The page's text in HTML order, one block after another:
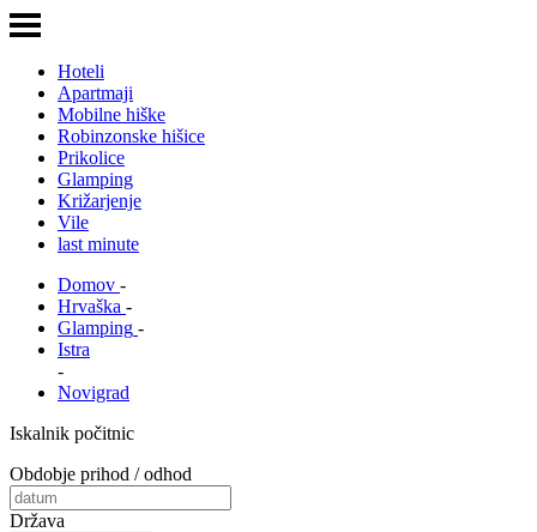
Hoteli
Apartmaji
Mobilne hiške
Robinzonske hišice
Prikolice
Glamping
Križarjenje
Vile
last minute
Domov -
Hrvaška -
Glamping -
Istra
-
Novigrad
Iskalnik počitnic
Obdobje prihod / odhod
Država